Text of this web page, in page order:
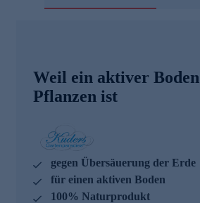
Weil ein aktiver
Pflanzen ist
gegen Übersäuerung der Erde
für einen aktiven Boden
100% Naturprodukt